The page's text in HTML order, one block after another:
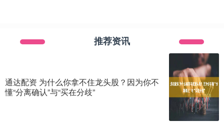
推荐资讯
通达配资 为什么你拿不住龙头股？因为你不
懂“分离确认”与“买在分歧”